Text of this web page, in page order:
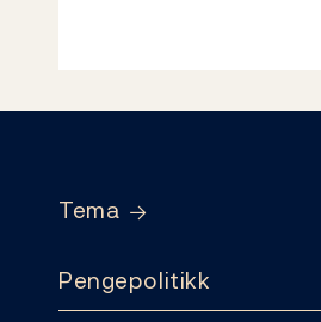
Tema
Pengepolitikk